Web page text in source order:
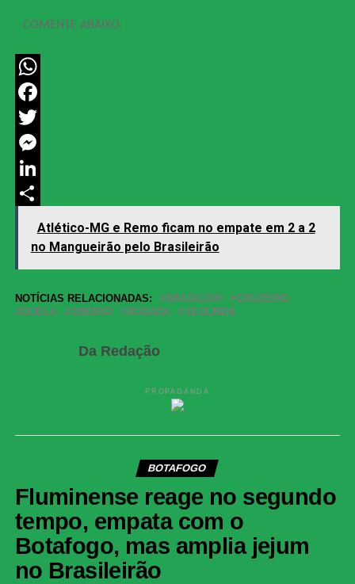
COMENTE ABAIXO:
WhatsApp
Facebook
Twitter
Messenger
LinkedIn
Atlético-MG e Remo ficam no empate em 2 a 2
no Mangueirão pelo Brasileirão
NOTÍCIAS RELACIONADAS: BRASILEIR
CRUZEIRO
DUELA
GREMIO RODADA SEGUNDA
Da Redação
PROPAGANDA
BOTAFOGO
Fluminense reage no segundo
tempo, empata com o
Botafogo, mas amplia jejum
no Brasileirão